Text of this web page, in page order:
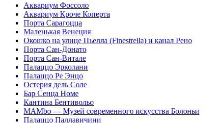
Аквариум Фоссоло
Аквариум Кроче Коперта
Порта Сарагоцца
Маленькая Венеция
Окошко на улице Пьелла (Finestrella) и канал Рено
Порта Сан-Донато
Порта Сан-Витале
Палаццо Эрколани
Палаццо Ре Энцо
Остерия дель Соле
Бар Сенца Номе
Кантина Бентивольо
MAMbo — Музей современного искусства Болоньи
Палаццо Паллавичини